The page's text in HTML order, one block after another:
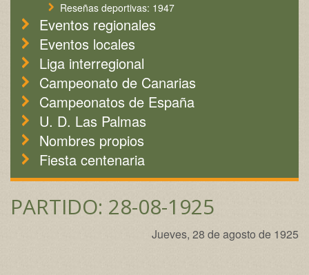
Reseñas deportivas: 1947
Eventos regionales
Eventos locales
Liga interregional
Campeonato de Canarias
Campeonatos de España
U. D. Las Palmas
Nombres propios
Fiesta centenaria
PARTIDO: 28-08-1925
Jueves, 28 de agosto de 1925